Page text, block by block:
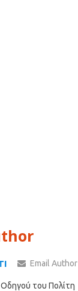
Email Author
του Πολίτη